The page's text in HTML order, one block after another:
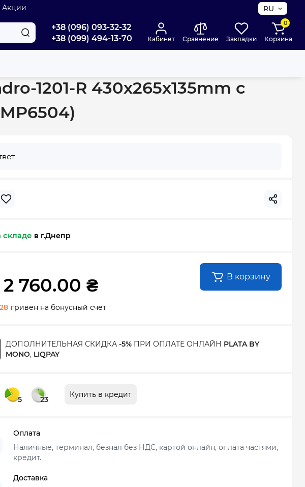
Акции RU
+38 (096) 093-32-32
+38 (099) 494-13-70
Кабинет Сравнение Закладки
0
Корзина
под смеситель и переливом (MP6504)
1201-R 430х265х135mm с
складе в г.Днепр
2 760.00 ₴ В корзину
гривен на бонусный счет
ДОПОЛНИТЕЛЬНАЯ СКИДКА -5%ПРИ ОПЛАТЕ ОНЛАЙН PLATA BY
MONO, LIQPAY
5 23
Купить в кредит
Оплата
Наличные, терминал, безнал без НДС, картой онлайн, оплата частями,
кредит.
Доставка